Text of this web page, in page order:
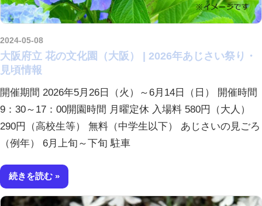
2024-05-08
大阪府立 花の文化園（大阪） | 2026年あじさい祭り・
見頃情報
開催期間 2026年5月26日（火）～6月14日（日） 開催時間
9：30～17：00開園時間 月曜定休 入場料 580円（大人）
290円（高校生等） 無料（中学生以下） あじさいの見ごろ
（例年） 6月上旬～下旬 駐車
続きを読む